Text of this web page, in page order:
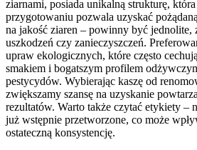
ziarnami, posiada unikalną strukturę,
przygotowaniu pozwala uzyskać
na jakość ziaren – powinny być jednolite,
uszkodzeń czy zanieczyszczeń.
upraw ekologicznych, które często
smakiem i bogatszym profilem
pestycydów. Wybierając kaszę od
zwiększamy szansę na uzyskanie
rezultatów. Warto także czytać etykiety –
już wstępnie przetworzone, co może
ostateczną konsystencję.